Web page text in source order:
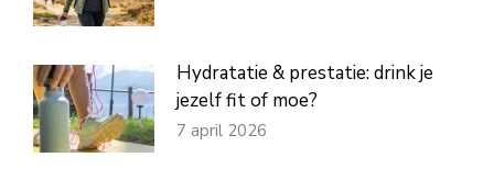
Hydratatie & prestatie: drink je
jezelf fit of moe?
7 april 2026